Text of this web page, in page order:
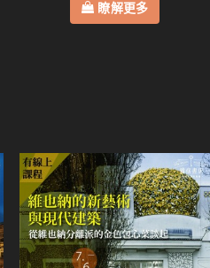
瞭解更多